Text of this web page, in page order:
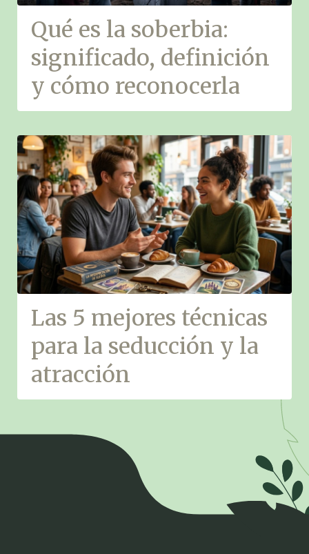
Qué es la soberbia:
significado, definición
y cómo reconocerla
Las 5 mejores técnicas
para la seducción y la
atracción